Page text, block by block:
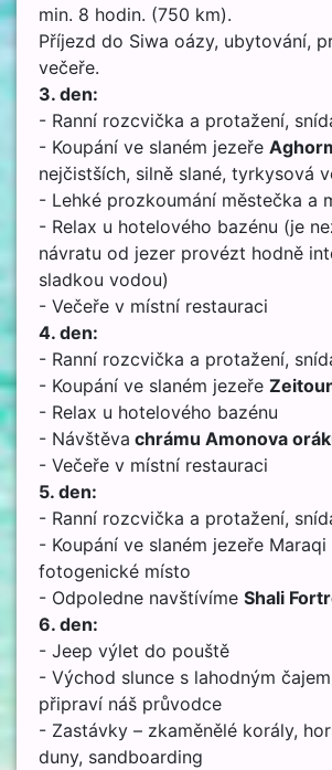
min. 8 hodin. (750 km).
Příjezd do Siwa oázy, ubytování,
večeře.
3. den:
- Ranní rozcvička a protažení,
- Koupání ve slaném jezeře
nejčistších, silně slané, tyrkysová
- Lehké prozkoumání městečka a
- Relax u hotelového bazénu (je
návratu od jezer provézt hodně
sladkou vodou)
- Večeře v místní restauraci
4. den:
- Ranní rozcvička a protažení,
- Koupání ve slaném jezeře
- Relax u hotelového bazénu
- Návštěva chrámu Amonova
- Večeře v místní restauraci
5. den:
- Ranní rozcvička a protažení,
- Koupání ve slaném jezeře Maraqi
fotogenické místo
- Odpoledne navštívíme Shali
6. den:
- Jeep výlet do pouště
- Východ slunce s lahodným
připraví náš průvodce
- Zastávky – zkaměnělé korály,
duny, sandboarding